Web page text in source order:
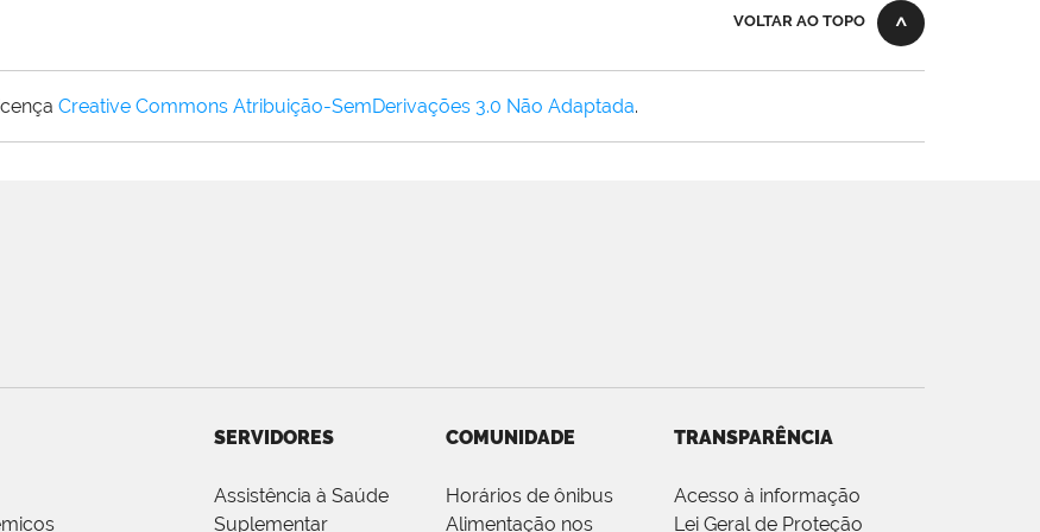
VOLTAR AO TOPO
Creative Commons Atribuição-SemDerivações 3.0 Não Adaptada.
SERVIDORES
Assistência à Saúde
Suplementar
COMUNIDADE
Horários de ônibus
Alimentação nos
TRANSPARÊNCIA
Acesso à informação
Lei Geral de Proteção